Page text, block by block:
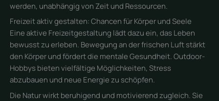
werden, unabhängig von Zeit und Ressourcen.
Freizeit aktiv gestalten: Chancen für Körper und Seele
Eine aktive Freizeitgestaltung lädt dazu ein, das Leben
bewusst zu erleben. Bewegung an der frischen Luft stärkt
den Körper und fördert die mentale Gesundheit. Outdoor-
Hobbys bieten vielfältige Möglichkeiten, Stress
abzubauen und neue Energie zu schöpfen.
Die Natur wirkt beruhigend und motivierend zugleich. Sie